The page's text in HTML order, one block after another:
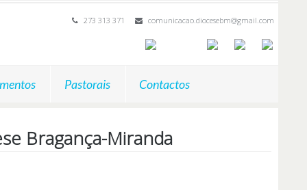
273 313 371 comunicacao.diocesebm@gmail.com
Pastorais Contactos
Bragança-Miranda